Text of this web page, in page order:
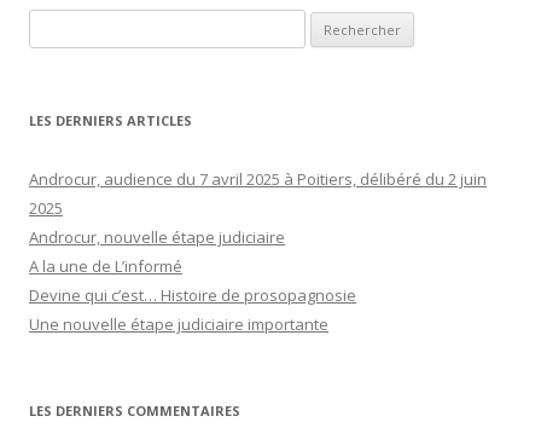
LES DERNIERS ARTICLES
Androcur, audience du 7 avril 2025 à Poitiers, délibéré du 2 juin
2025
Androcur, nouvelle étape judiciaire
A la une de L’informé
Devine qui c’est… Histoire de prosopagnosie
Une nouvelle étape judiciaire importante
LES DERNIERS COMMENTAIRES